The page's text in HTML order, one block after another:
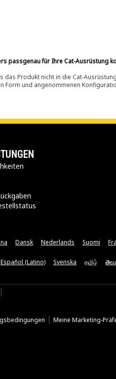
passgenau für Ihre Cat-Ausrüstung
Produkt nicht in die Cat-
und angenommenen
Dansk Nederlands Suomi
Español (Latino) Svenska தமிழ்
Meine Marketing-